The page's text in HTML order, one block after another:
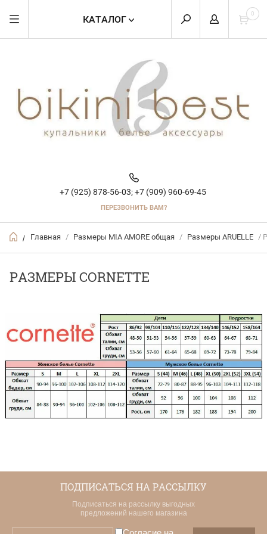
0
КАТАЛОГ
+7 (925) 878-56-03; +7 (909) 960-69-45
ПЕРЕЗВОНИТЬ ВАМ?
/ Главная / Размеры MIA AMORE общая / Размеры ARUELLE /
РАЗМЕРЫ CORNETTE
ПОДПИСАТЬСЯ НА РАССЫЛКУ
Подписаться на рассылку выгодных
предложений нашего магазина